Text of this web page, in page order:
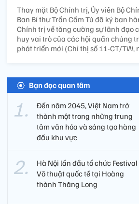
Thay mặt Bộ Chính trị, Ủy viên Bộ
Ban Bí thư Trần Cẩm Tú đã ký ban
Chính trị về tăng cường sự lãnh đạo
huy vai trò của các hội quần chúng
phát triển mới (Chỉ thị số 11-CT/
Bạn đọc quan tâm
Đến năm 2045, Việt Nam trở
thành một trong những trung
tâm văn hóa và sáng tạo hàng
đầu khu vực
Hà Nội lần đầu tổ chức Festival
Võ thuật quốc tế tại Hoàng
thành Thăng Long